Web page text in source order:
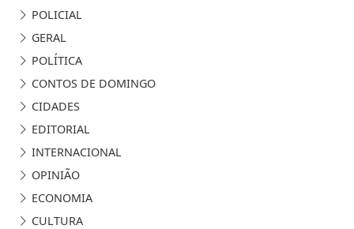
POLICIAL
GERAL
POLÍTICA
CONTOS DE DOMINGO
CIDADES
EDITORIAL
INTERNACIONAL
OPINIÃO
ECONOMIA
CULTURA